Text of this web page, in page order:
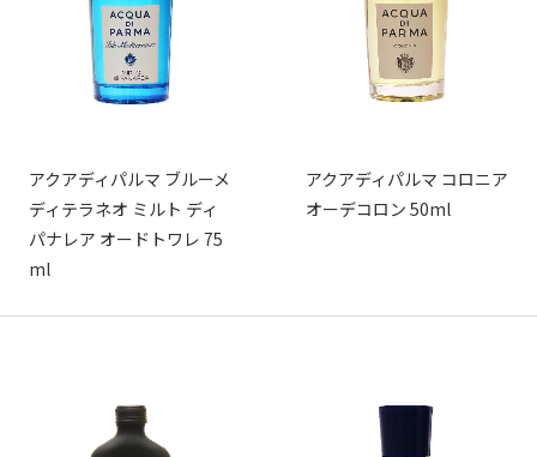
アクアディパルマ ブルーメ
ディテラネオ ミルト ディ
パナレア オードトワレ 75
ml
アクアディパルマ コロニア
オーデコロン 50ml